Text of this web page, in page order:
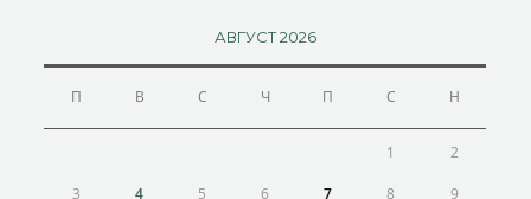
АВГУСТ 2026
П В С Ч П С Н
1 2
3 4 5 6 7 8 9